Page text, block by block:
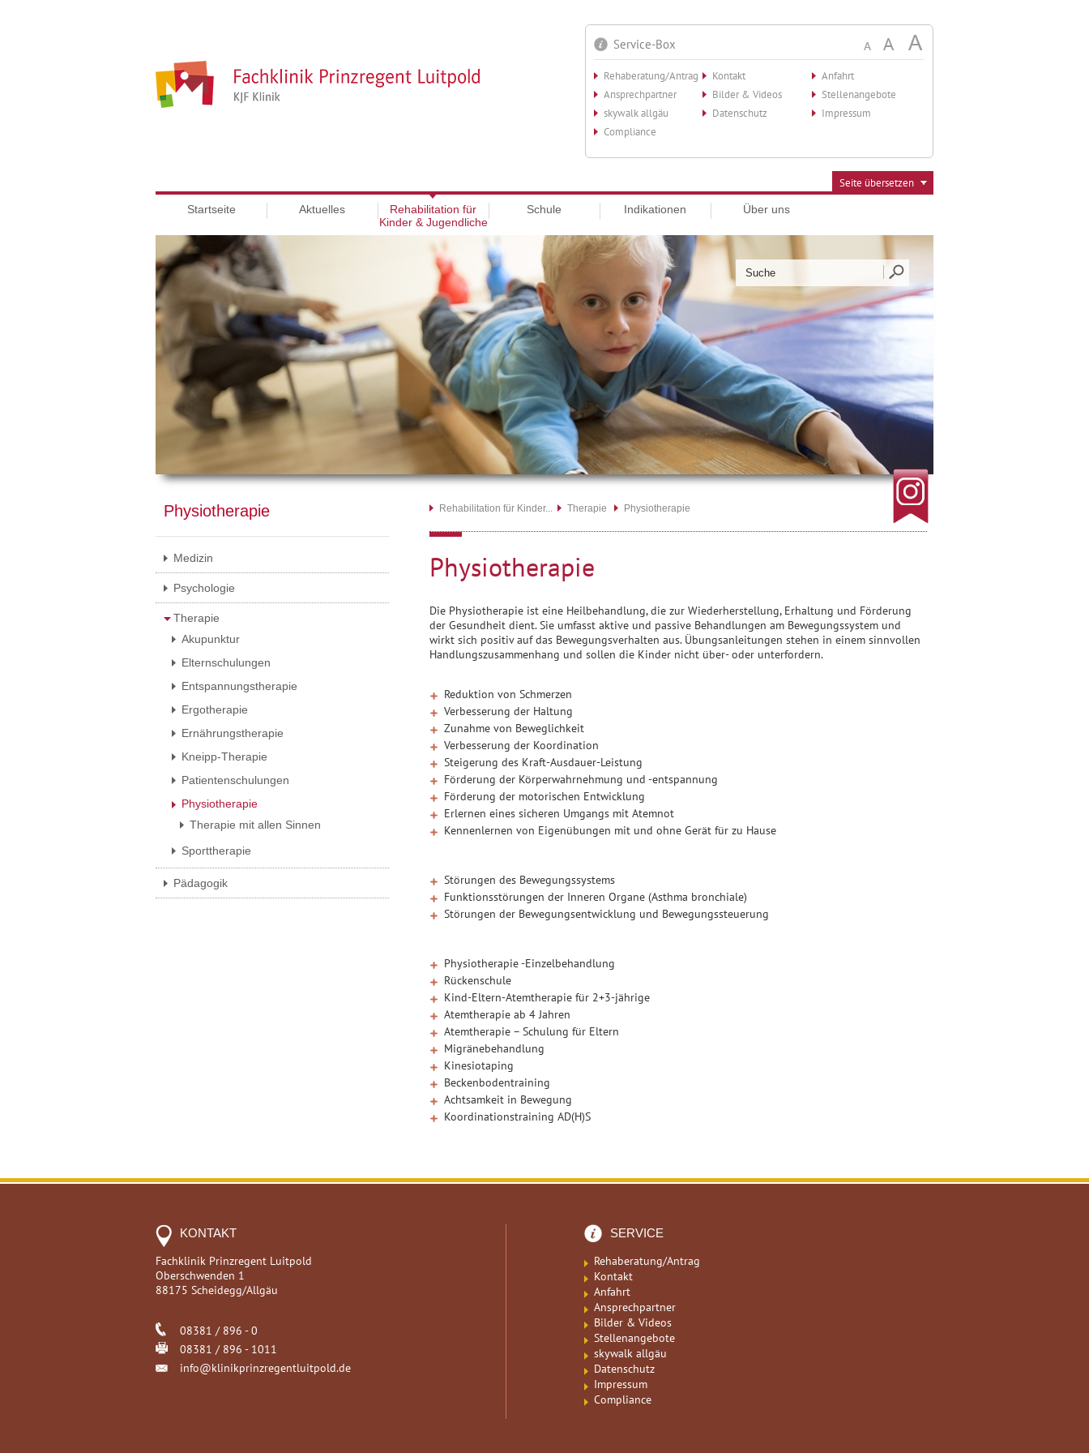
Service-Box
Rehaberatung/Antrag Kontakt
Anfahrt
Ansprechpartner
Bilder & Videos
Stellenangebote
skywalk allgäu
Datenschutz
Impressum
Compliance
Seite übersetzen
Startseite Aktuelles
Rehabilitation für
Kinder & Jugendliche
Schule Indikationen Über uns
Physiotherapie
Medizin
Psychologie
Therapie
Akupunktur
Elternschulungen
Entspannungstherapie
Ergotherapie
Ernährungstherapie
Kneipp-Therapie
Patientenschulungen
Physiotherapie
Therapie mit allen Sinnen
Sporttherapie
Pädagogik
Rehabilitation für Kinder... Therapie Physiotherapie
Physiotherapie
Die Physiotherapie ist eine Heilbehandlung, die zur Wiederherstellung, Erhaltung und Förderung
der Gesundheit dient. Sie umfasst aktive und passive Behandlungen am Bewegungssystem und
wirkt sich positiv auf das Bewegungsverhalten aus. Übungsanleitungen stehen in einem sinnvollen
Handlungszusammenhang und sollen die Kinder nicht über- oder unterfordern.
Reduktion von Schmerzen
Verbesserung der Haltung
Zunahme von Beweglichkeit
Verbesserung der Koordination
Steigerung des Kraft-Ausdauer-Leistung
Förderung der Körperwahrnehmung und -entspannung
Förderung der motorischen Entwicklung
Erlernen eines sicheren Umgangs mit Atemnot
Kennenlernen von Eigenübungen mit und ohne Gerät für zu Hause
Störungen des Bewegungssystems
Funktionsstörungen der Inneren Organe (Asthma bronchiale)
Störungen der Bewegungsentwicklung und Bewegungssteuerung
Physiotherapie -Einzelbehandlung
Rückenschule
Kind-Eltern-Atemtherapie für 2+3-jährige
Atemtherapie ab 4 Jahren
Atemtherapie – Schulung für Eltern
Migränebehandlung
Kinesiotaping
Beckenbodentraining
Achtsamkeit in Bewegung
Koordinationstraining AD(H)S
KONTAKT
Fachklinik Prinzregent Luitpold
Oberschwenden 1
88175 Scheidegg/Allgäu
08381 / 896 - 0
08381 / 896 - 1011
info@klinikprinzregentluitpold.de
SERVICE
Rehaberatung/Antrag
Kontakt
Anfahrt
Ansprechpartner
Bilder & Videos
Stellenangebote
skywalk allgäu
Datenschutz
Impressum
Compliance